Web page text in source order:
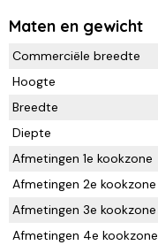
Maten en gewicht
Commerciële breedte
Hoogte
Breedte
Diepte
Afmetingen 1e kookzone
Afmetingen 2e kookzone
Afmetingen 3e kookzone
Afmetingen 4e kookzone